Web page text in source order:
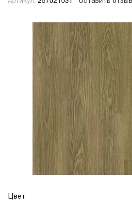
Цвет